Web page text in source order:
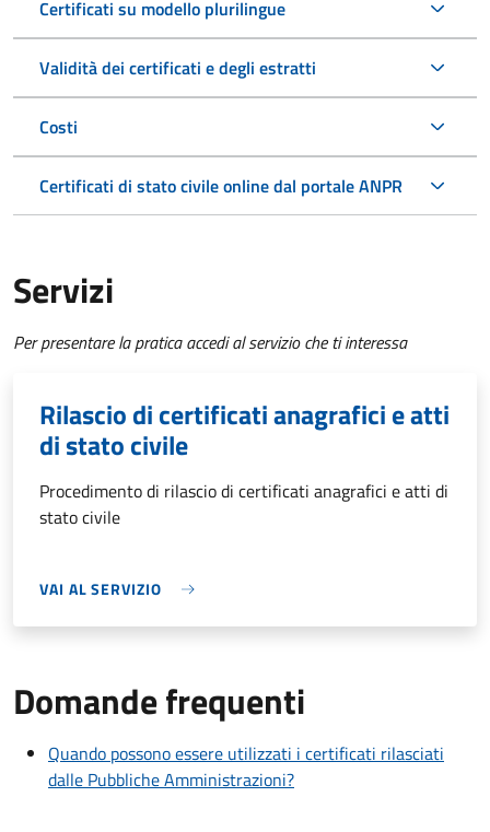
Certificati su modello plurilingue
Validità dei certificati e degli estratti
Costi
Certificati di stato civile online dal portale ANPR
Servizi
Per presentare la pratica accedi al servizio che ti interessa
Rilascio di certificati anagrafici e atti
di stato civile
Procedimento di rilascio di certificati anagrafici e atti di
stato civile
VAI AL SERVIZIO
Domande frequenti
Quando possono essere utilizzati i certificati rilasciati
dalle Pubbliche Amministrazioni?